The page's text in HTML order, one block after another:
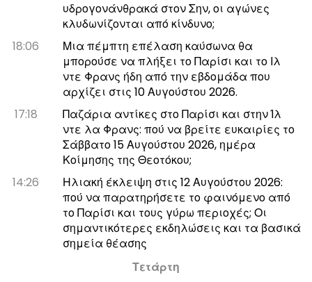
υδρογονάνθρακά στον Σην, οι αγώνες
κλυδωνίζονται από κίνδυνο;
18:06
Μια πέμπτη επέλαση καύσωνα θα
μπορούσε να πλήξει το Παρίσι και το Ιλ
ντε Φρανς ήδη από την εβδομάδα που
αρχίζει στις 10 Αυγούστου 2026.
17:18
Παζάρια αντίκες στο Παρίσι και στην Ίλ
ντε λα Φρανς: πού να βρείτε ευκαιρίες το
Σάββατο 15 Αυγούστου 2026, ημέρα
Κοίμησης της Θεοτόκου;
14:26
Ηλιακή έκλειψη στις 12 Αυγούστου 2026:
πού να παρατηρήσετε το φαινόμενο από
το Παρίσι και τους γύρω περιοχές; Οι
σημαντικότερες εκδηλώσεις και τα βασικά
σημεία θέασης
Τετάρτη